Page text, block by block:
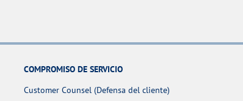
COMPROMISO DE SERVICIO
Customer Counsel (Defensa del cliente)